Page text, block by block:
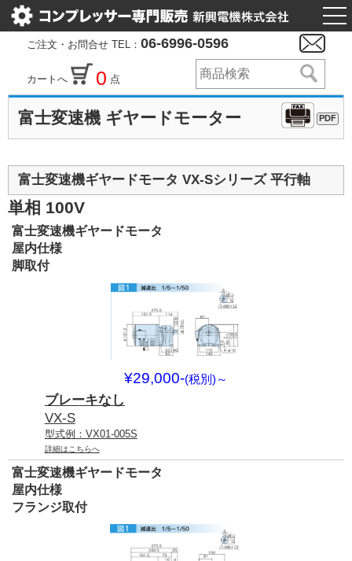
ご注文・お問合せ TEL： 06-6996-0596
カートへ 0 点
富士変速機 ギヤードモーター PDF
富士変速機ギヤードモータ VX-Sシリーズ 平行軸
単相 100V
富士変速機ギヤードモータ
屋内仕様
脚取付
¥29,000-(税別) ～
ブレーキなし
VX-S
型式例：VX01-005S
詳細はこちらへ
富士変速機ギヤードモータ
屋内仕様
フランジ取付